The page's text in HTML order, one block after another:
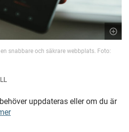
snabbare och säkrare webbplats. Foto:
uppdateras eller om du är